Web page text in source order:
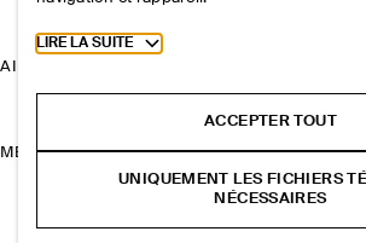
AIDE
MENTIONS LÉGALES
Toggle more cookie information
LIRE LA SUITE
ACCEPTER TOUT
UNIQUEMENT LES FICHIERS
NÉCESSAIRES